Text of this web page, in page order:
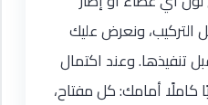
التركيب، ونعرض عليك
وعند اكتمال
كاملًا أمامك: كل مفتاح،